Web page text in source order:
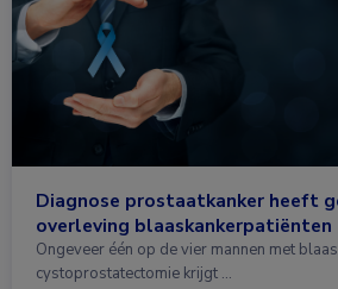
Diagnose prostaatkanker heeft
overleving blaaskankerpatiënten
Ongeveer één op de vier mannen met
cystoprostatectomie krijgt …